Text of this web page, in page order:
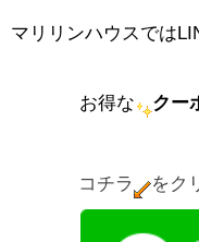
マリリンハウスでは
お得な
クー
コチラ をク